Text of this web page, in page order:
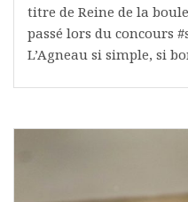
titre de Reine de la
passé lors du concours
L’Agneau si simple, si